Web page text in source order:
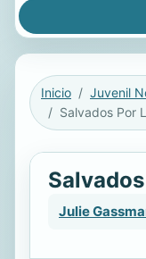
Inicio
Juvenil
Salvados Por
Julie